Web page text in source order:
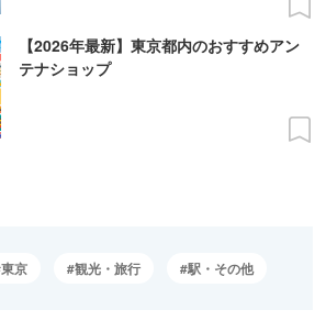
【2026年最新】東京都内のおすすめアン
テナショップ
東京 観光・旅行 駅・その他